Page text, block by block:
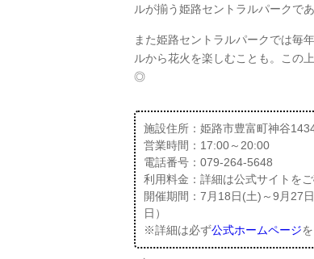
ルが揃う姫路セントラルパークで
また姫路セントラルパークでは毎
ルから花火を楽しむことも。この
◎
施設住所：姫路市豊富町神谷
営業時間：17:00～20:00
電話番号：079-264-5648
利用料金：詳細は公式サイトを
開催期間：7月18日(土)～9月27
日）
※詳細は必ず公式ホームページ